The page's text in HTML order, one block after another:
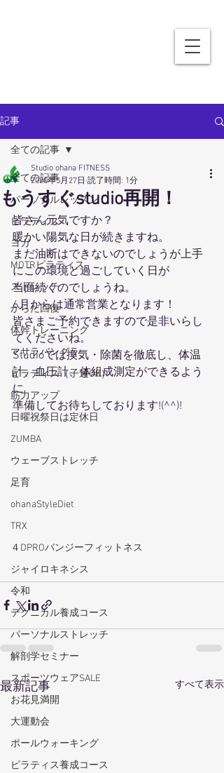
記事
全ての記事
パーソナルレッスン
ピラティス
ヨガ
MOTRピラティス
ストレッチ
からだ回復
体幹トレーニング
マサラバングラ
ピラティス（子連OK）
筋力アップ
日曜祝祭日は定休日
ZUMBA
ウェーブストレッチ
足育
ohanaStyleDiet
TRX
４DPROバンジーフィットネス
ジャイロキネシス
令和
テクニカル養成コース
パーソナルストレッチ
解剖学セミナー
スポーツウェアSALE
お花見満開
大運動会
ポールウォーキング
ピラティス養成コース
全ての記事
もうすぐstudio再開！
Studio ohana FITNESS
2020年5月27日 読了時間: 1分
皆さん元気ですか？
暖かい陽気な日が続きますね。
まだ油断はできないのでしょうが上手
にこの環境と過ごしていく日が
当面続くのでしょうね。
6月からは通常営業となります！
皆さまご予約できますので是非いらし
てくださいね。
Studioでは換気・除菌を徹底し、体温
計、血圧計、体組成測定ができるよう
に
準備してお待ちしております!(^^)!
最新記事 すべて表示